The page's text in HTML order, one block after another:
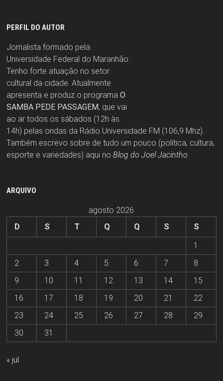
PERFIL DO AUTOR
Jornalista formado pela
Universidade Federal do Maranhão.
Tenho forte atuação no setor
cultural da cidade. Atualmente
apresenta e produz o programa O
SAMBA PEDE PASSAGEM, que vai
ao ar todos os sábados (12h às
14h) pelas ondas da Rádio Universidade FM (106,9 Mhz).
Também escrevo sobre de tudo um pouco (política, cultura,
esporte e variedades) aqui no Blog do Joel Jacintho.
ARQUIVO
agosto 2026
D
S T Q Q S
S
1
2
3 4 5 6 7
8
9
10 11 12 13 14
15
16
17 18 19 20 21
22
23
24 25 26 27 28
29
30
31
« jul